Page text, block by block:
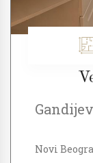
Novi